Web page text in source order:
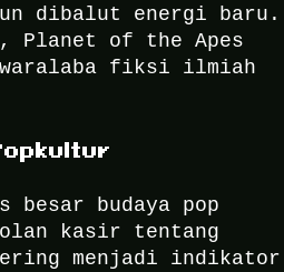
dibalut energi baru.
Planet of the Apes
fiksi ilmiah
besar budaya pop
kasir tentang
menjadi indikator